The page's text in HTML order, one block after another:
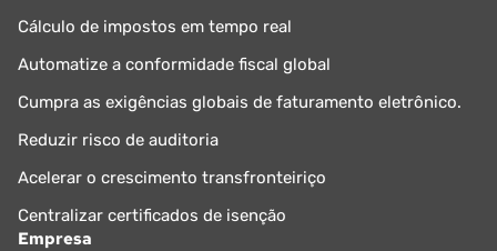
Cálculo de impostos em tempo real
Automatize a conformidade fiscal global
Cumpra as exigências globais de faturamento eletrônico.
Reduzir risco de auditoria
Acelerar o crescimento transfronteiriço
Centralizar certificados de isenção
Empresa